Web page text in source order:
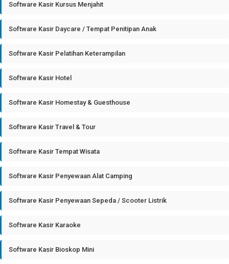
Software Kasir Kursus Menjahit
Software Kasir Daycare / Tempat Penitipan Anak
Software Kasir Pelatihan Keterampilan
Software Kasir Hotel
Software Kasir Homestay & Guesthouse
Software Kasir Travel & Tour
Software Kasir Tempat Wisata
Software Kasir Penyewaan Alat Camping
Software Kasir Penyewaan Sepeda / Scooter Listrik
Software Kasir Karaoke
Software Kasir Bioskop Mini